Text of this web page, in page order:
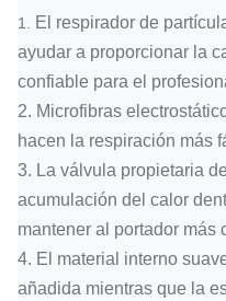
1.
El respirador de
ayudar a proporcionar la
confiable para el
2. Microfibras
hacen la respiración más
3. La válvula propietaria
acumulación del calor
mantener al portador más
4. El material interno
añadida mientras que la